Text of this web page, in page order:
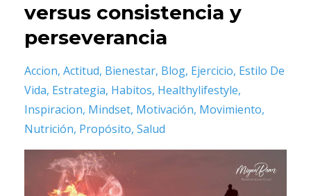
versus consistencia y
perseverancia
Accion Actitud Bienestar Blog Ejercicio Estilo De
Vida Estrategia Habitos Healthylifestyle
Inspiracion Mindset Motivación Movimiento
Nutrición Propósito Salud